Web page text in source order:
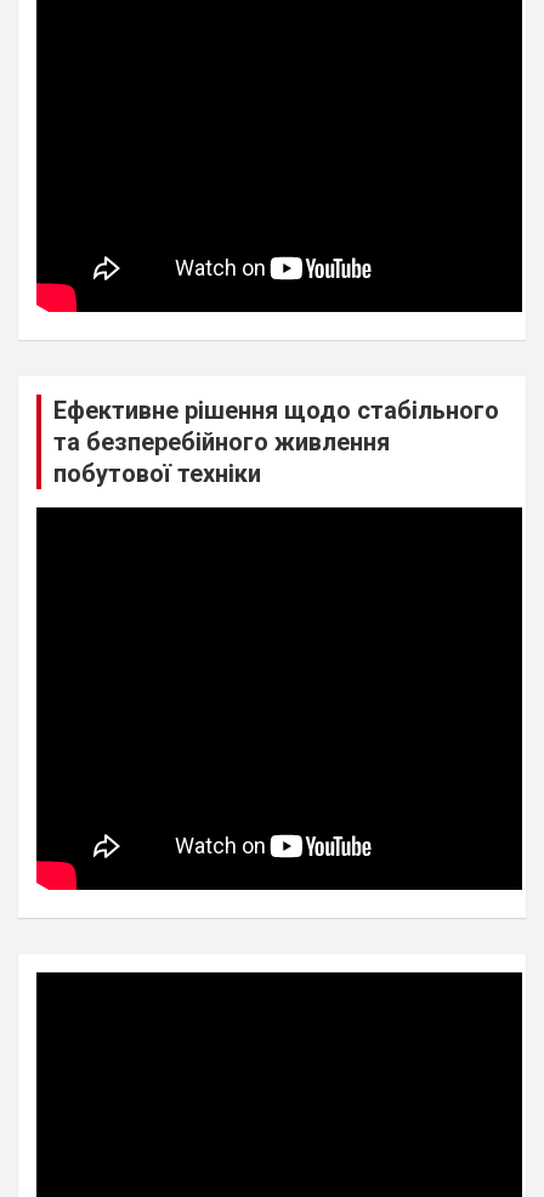
Ефективне рішення щодо стабільного
та безперебійного живлення
побутової техніки